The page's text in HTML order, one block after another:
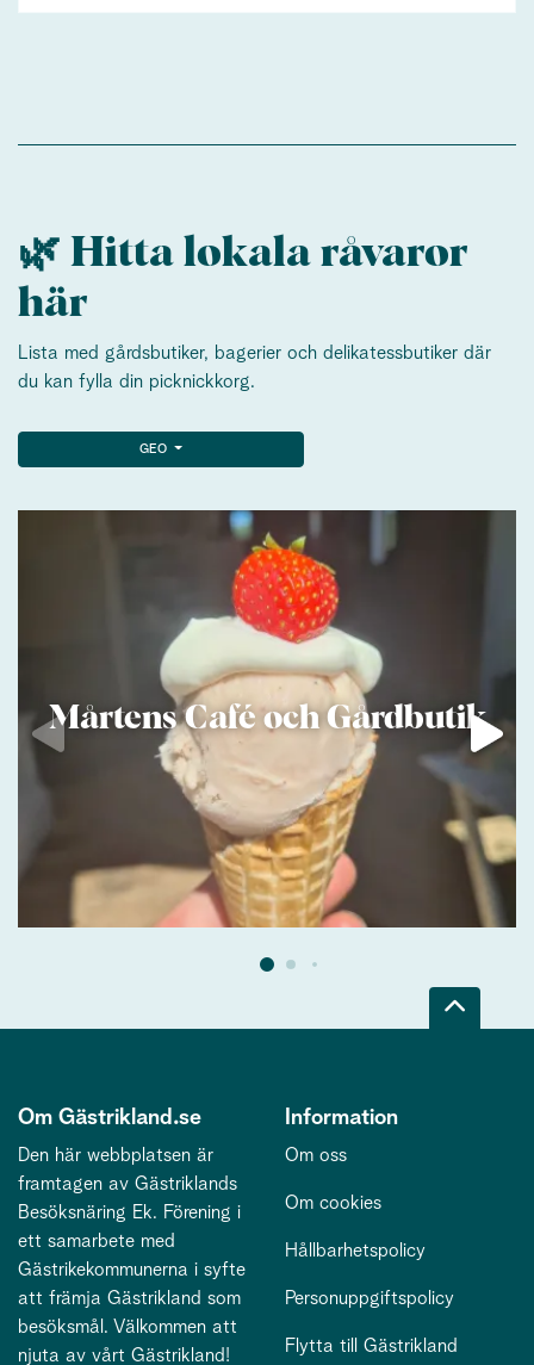
🌿 Hitta lokala råvaror
här
Lista med gårdsbutiker, bagerier och delikatessbutiker där
du kan fylla din picknickkorg.
GEO
Mårtens Café och Gårdbutik
Om Gästrikland.se
Den här webbplatsen är
framtagen av Gästriklands
Besöksnäring Ek. Förening i
ett samarbete med
Gästrikekommunerna i syfte
att främja Gästrikland som
besöksmål. Välkommen att
njuta av vårt Gästrikland!
Information
Om oss
Om cookies
Hållbarhetspolicy
Personuppgiftspolicy
Flytta till Gästrikland